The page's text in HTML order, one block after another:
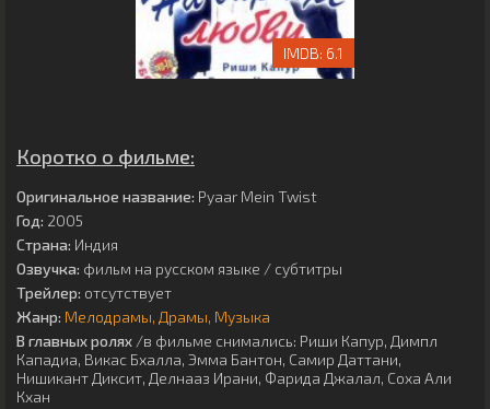
6.1
Коротко о фильме:
Оригинальное название: Pyaar Mein Twist
Год: 2005
Страна: Индия
Озвучка: фильм на русском языке / субтитры
Трейлер: отсутствует
Жанр: Мелодрамы Драмы Музыка
В главных ролях /в фильме снимались: Риши Капур, Димпл
Кападиа, Викас Бхалла, Эмма Бантон, Самир Даттани,
Нишикант Диксит, Делнааз Ирани, Фарида Джалал, Соха Али
Кхан